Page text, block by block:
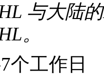
与大陆
。
个工作日